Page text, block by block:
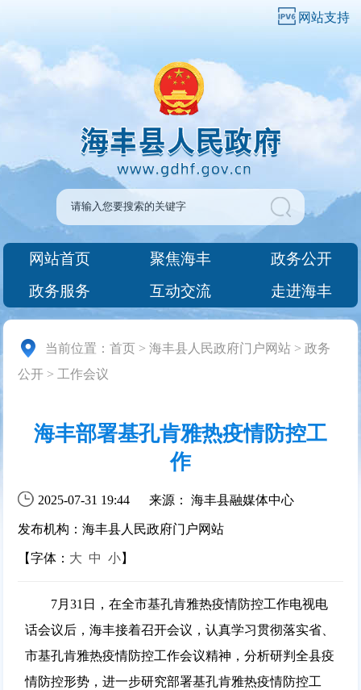
网站支持
网站首页 聚焦海丰
政务公开
政务服务
互动交流 走进海丰
当前位置：首页 >海丰县人民政府门户网站 >政务
公开 > 工作会议
海丰部署基孔肯雅热疫情防控工
作
2025-07-31 19:44 来源： 海丰县融媒体中心
发布机构：海丰县人民政府门户网站
【字体： 大 中 小】
7月31日，在全市基孔肯雅热疫情防控工作电视电
话会议后，海丰接着召开会议，认真学习贯彻落实省、
市基孔肯雅热疫情防控工作会议精神，分析研判全县疫
情防控形势，进一步研究部署基孔肯雅热疫情防控工